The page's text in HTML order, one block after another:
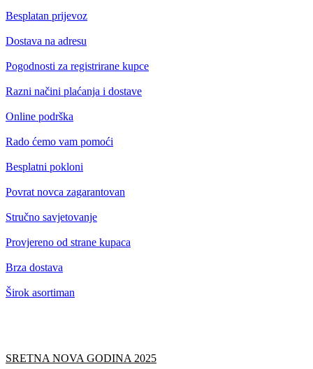
Besplatan prijevoz
Dostava na adresu
Pogodnosti za registrirane kupce
Razni načini plaćanja i dostave
Online podrška
Rado ćemo vam pomoći
Besplatni pokloni
Povrat novca zagarantovan
Stručno savjetovanje
Provjereno od strane kupaca
Brza dostava
Širok asortiman
SRETNA NOVA GODINA 2025